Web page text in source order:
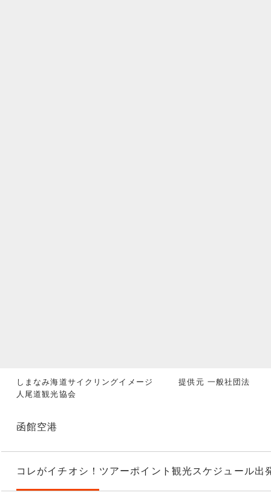
しまなみ海道サイクリングイメージ 提供元 一般社団法
人尾道観光協会
函館空港
コレがイチオシ！ ツアーポイント 観光スケジュール出